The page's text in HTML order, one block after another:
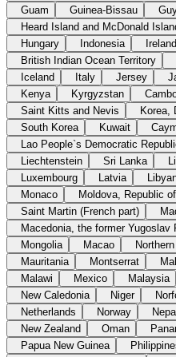
Guam
Guinea-Bissau
Heard Island and McDonald
Hungary
Indonesia Ireland
British Indian Ocean Territory
Iceland
Italy Jersey
Kenya
Kyrgyzstan
Saint Kitts and Nevis
Korea,
South Korea
Kuwait
Lao People`s Democratic
Liechtenstein
Sri Lanka
Luxembourg
Latvia
Monaco
Moldova, Republic of
Saint Martin (French part)
Macedonia, the former Yugoslav
Mongolia
Macao
Mauritania
Montserrat
Malawi
Mexico Malaysia
New Caledonia
Niger
Netherlands
Norway Nepal
New Zealand
Oman
Papua New Guinea